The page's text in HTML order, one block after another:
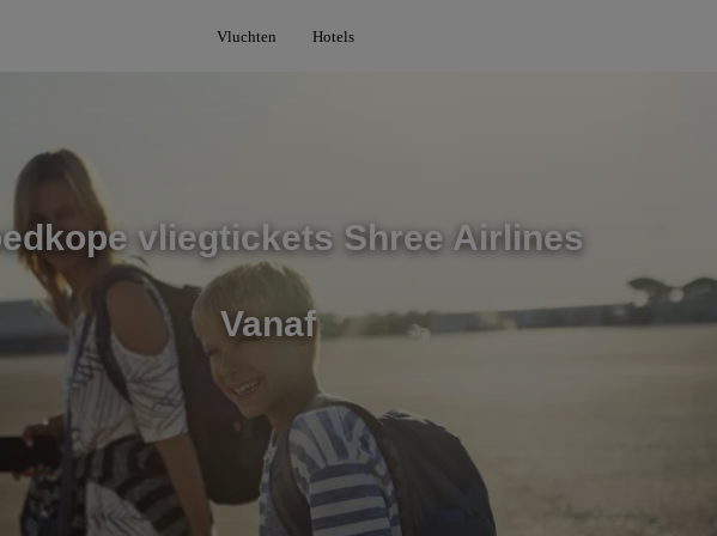
Vluchten Hotels
vliegtickets Shree Airlines
Vanaf